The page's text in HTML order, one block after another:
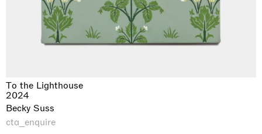
To the Lighthouse
2024
Becky Suss
cta_enquire